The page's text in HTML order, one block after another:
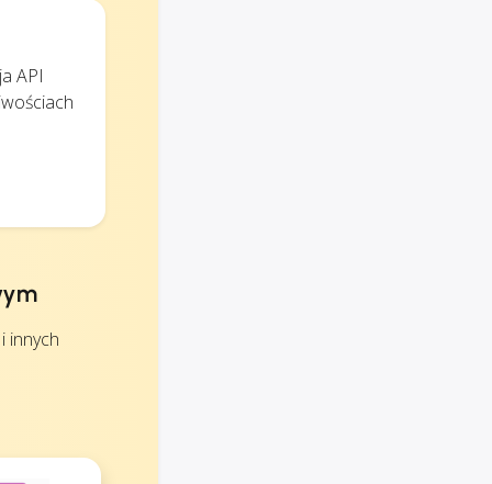
API
innych